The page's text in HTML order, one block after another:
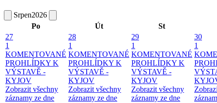
Srpen2026
Po
Út
St
27
1
KOMENTOVANÉ
PROHLÍDKY K
VÝSTAVĚ -
KYJOV
Zobrazit všechny
záznamy ze dne
28
1
KOMENTOVANÉ
PROHLÍDKY K
VÝSTAVĚ -
KYJOV
Zobrazit všechny
záznamy ze dne
29
1
KOMENTOVANÉ
PROHLÍDKY K
VÝSTAVĚ -
KYJOV
Zobrazit všechny
záznamy ze dne
30
1